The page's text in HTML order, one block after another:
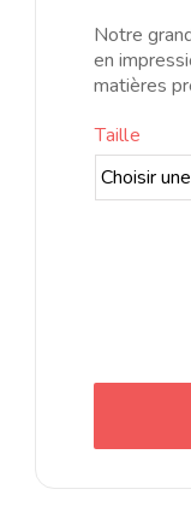
Notre
en
matières
Taille